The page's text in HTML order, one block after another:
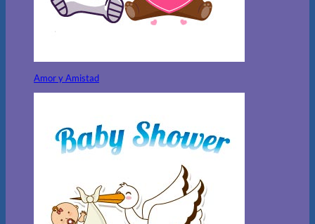
Amor y Amistad